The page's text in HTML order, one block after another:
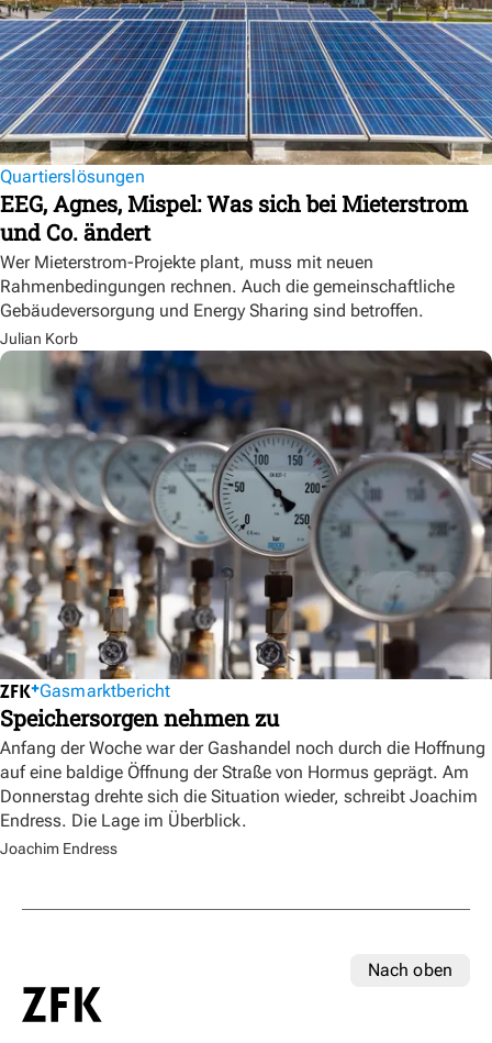
Quartierslösungen
EEG, Agnes, Mispel: Was sich bei Mieterstrom
und Co. ändert
Wer Mieterstrom-Projekte plant, muss mit neuen
Rahmenbedingungen rechnen. Auch die gemeinschaftliche
Gebäudeversorgung und Energy Sharing sind betroffen.
Julian Korb
Gasmarktbericht
Speichersorgen nehmen zu
Anfang der Woche war der Gashandel noch durch die Hoffnung
auf eine baldige Öffnung der Straße von Hormus geprägt. Am
Donnerstag drehte sich die Situation wieder, schreibt Joachim
Endress. Die Lage im Überblick.
Joachim Endress
Nach oben